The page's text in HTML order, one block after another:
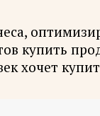
купить
хочет